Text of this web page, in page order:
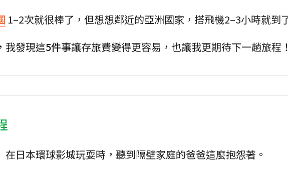
1–2次就很棒了，但想想鄰近的亞洲國家，搭飛機2–3小時就到
我發現這5件事讓存旅費變得更容易，也讓我更期待下一趟旅程
在日本環球影城玩耍時，聽到隔壁家庭的爸爸這麼抱怨著。